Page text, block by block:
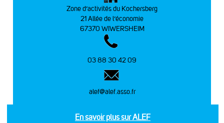
Zone d’activités du Kochersberg
21 Allée de l’économie
67370 WIWERSHEIM
03 88 30 42 09
alef@alef.asso.fr
En savoir plus sur ALEF